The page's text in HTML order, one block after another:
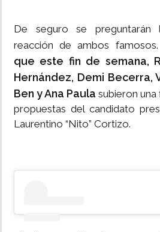
De seguro se
reacción de ambos famosos.
que este fin de semana,
Hernández, Demi Becerra,
Ben y Ana Paula subieron
propuestas del candidato
Laurentino “Nito” Cortizo.